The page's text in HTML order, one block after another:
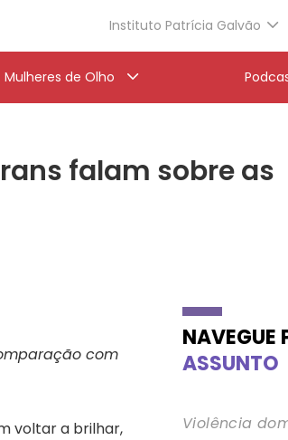
Instituto Patrícia Galvão
Mulheres de Olho
falam sobre as
com
voltar a brilhar,
NAVEGUE
ASSUNTO
Violência